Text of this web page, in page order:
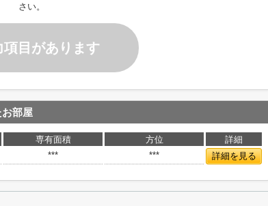
さい。
項目があります
部屋
専有面積 方位
詳細
*** *** 詳細を見る